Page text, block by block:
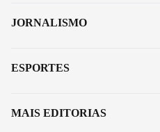
JORNALISMO
ESPORTES
MAIS EDITORIAS